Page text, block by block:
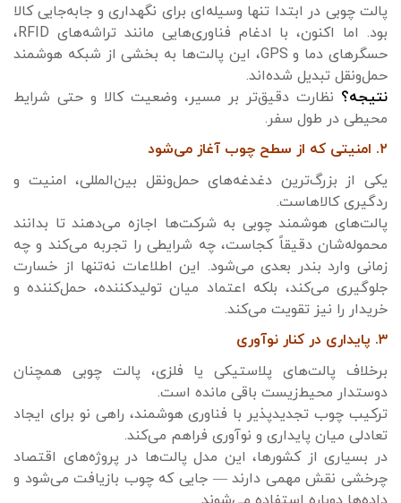
پالت چوبی در ابتدا تنها وسیله‌ای برای نگهداری و جابه‌جایی کالا
بود. اما اکنون، با ادغام فناوری‌هایی مانند تراشه‌های RFID،
حسگرهای دما و GPS، این پالت‌ها به بخشی از شبکه هوشمند
حمل‌ونقل تبدیل شده‌اند.
نتیجه؟ نظارت دقیق‌تر بر مسیر، وضعیت کالا و حتی شرایط
محیطی در طول سفر.
۲. امنیتی که از سطح چوب آغاز می‌شود
یکی از بزرگ‌ترین دغدغه‌های حمل‌ونقل بین‌المللی، امنیت و
ردگیری کالاهاست.
پالت‌های هوشمند چوبی به شرکت‌ها اجازه می‌دهند تا بدانند
محموله‌شان دقیقاً کجاست، چه شرایطی را تجربه می‌کند و چه
زمانی وارد بندر بعدی می‌شود. این اطلاعات نه‌تنها از خسارت
جلوگیری می‌کند، بلکه اعتماد میان تولیدکننده، حمل‌کننده و
خریدار را نیز تقویت می‌کند.
۳. پایداری در کنار نوآوری
برخلاف پالت‌های پلاستیکی یا فلزی، پالت چوبی همچنان
دوستدار محیط‌زیست باقی مانده است.
ترکیب چوب تجدیدپذیر با فناوری هوشمند، راهی نو برای ایجاد
تعادلی میان پایداری و نوآوری فراهم می‌کند.
در بسیاری از کشورها، این مدل پالت‌ها در پروژه‌های اقتصاد
چرخشی نقش مهمی دارند — جایی که چوب بازیافت می‌شود و